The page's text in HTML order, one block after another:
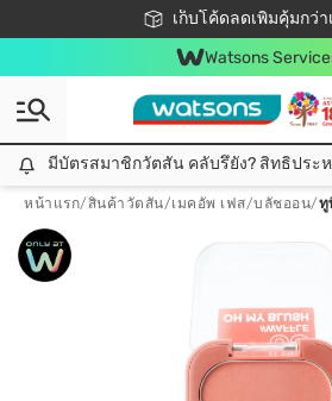
เก็บโค้ดลดเพิ่มคุ้มกว่า
ชอปออนไลน์ครั้งแรก ลดเพิ่ม
📦ส่งฟรี! เมื่อชอป
สมาชิกวัตสัน คลับดี
Watsons
มีบัตรสมาชิกวัตสัน คลับรึยัง? สิทธิประหยัดสุดว้าวรอคุณอยู่ ชอปคุ้มกว่าเดิม คลิก!
มีบัตรสมาชิกวัตสัน คลับรึยัง? สิทธิประ
หน้าแรก/สินค้าวัตสัน/เมคอัพ เฟส/บลัชออน/ทู